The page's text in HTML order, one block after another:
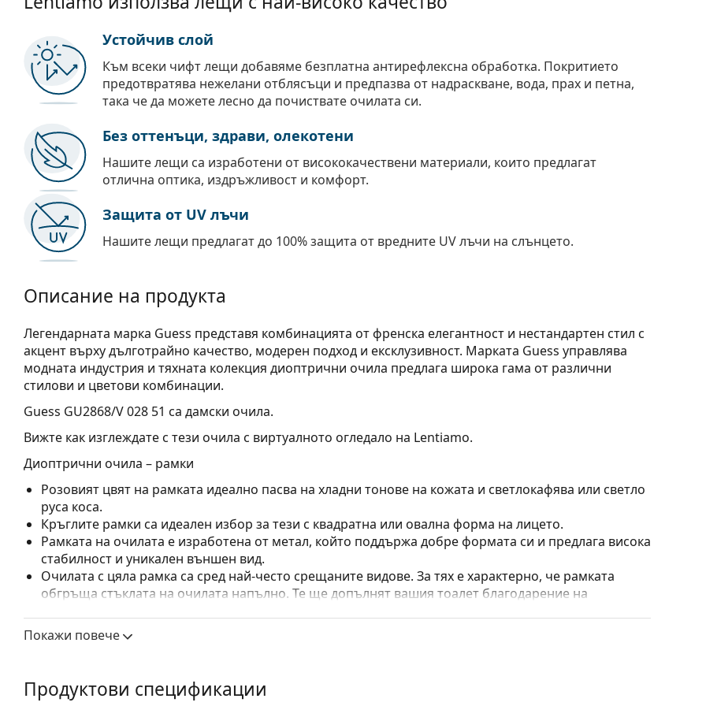
Устойчив слой
Към всеки чифт лещи добавяме безплатна антирефлексна обработка. Покритието
предотвратява нежелани отблясъци и предпазва от надраскване, вода, прах и петна,
така че да можете лесно да почиствате очилата си.
Без оттенъци, здрави, олекотени
Нашите лещи са изработени от висококачествени материали, които предлагат
отлична оптика, издръжливост и комфорт.
Защита от UV лъчи
Нашите лещи предлагат до 100% защита от вредните UV лъчи на слънцето.
Описание на продукта
Легендарната марка Guess представя комбинацията от френска елегантност и нестандартен стил с
акцент върху дълготрайно качество, модерен подход и ексклузивност. Марката Guess управлява
модната индустрия и тяхната колекция диоптрични очила предлага широка гама от различни
стилови и цветови комбинации.
Guess GU2868/V 028 51 са дамски очила.
Вижте как изглеждате с тези очила с виртуалното огледало на Lentiamo.
Диоптрични очила – рамки
Розовият цвят на рамката идеално пасва на хладни тонове на кожата и светлокафява или светло
руса коса.
Кръглите рамки са идеален избор за тези с квадратна или овална форма на лицето.
Рамката на очилата е изработена от метал, който поддържа добре формата си и предлага висока
стабилност и уникален външен вид.
Очилата с цяла рамка са сред най-често срещаните видове. За тях е характерно, че рамката
обгръща стъклата на очилата напълно. Те ще допълнят вашия тоалет благодарение на
за всички лещи, включително тези с по-висока оптична мощност.
прилягане на очилата. Подложките за нос ще се адаптират към формата на носа и по този начин
ще осигурят по-голям комфорт при носене. Регулирането на подложките за нос винаги трябва да
Покажи повече
Продуктови спецификации